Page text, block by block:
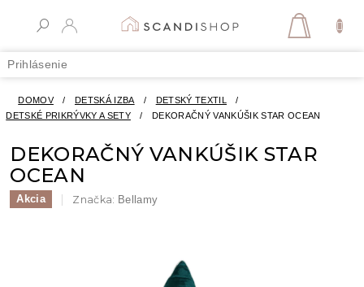
Prihlásenie
DOMOV / DETSKÁ IZBA / DETSKÝ TEXTIL
/
DETSKÉ PRIKRÝVKY A SETY
/ DEKORAČNÝ VANKÚŠIK STAR OCEAN
DEKORAČNÝ VANKÚŠIK STAR
OCEAN
Akcia Značka: Bellamy